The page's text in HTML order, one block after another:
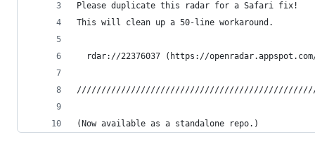
Please duplicate this radar for a Safari fix!
This will clean up a 50-line workaround.
rdar://22376037 (https://
(Now available as a standalone repo.)